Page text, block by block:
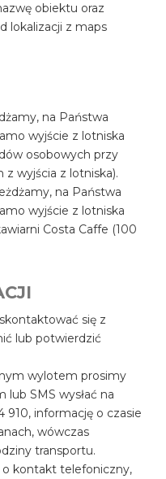
obiektu oraz
lokalizacji z maps
na Państwa
wyjście z lotniska
osobowych przy
z wyjścia z lotniska).
na Państwa
wyjście z lotniska
Costa Caffe (100
się z
lub potwierdzić
wylotem prosimy
SMS wysłać na
informację o czasie
wówczas
transportu.
kontakt telefoniczny,